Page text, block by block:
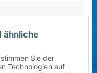
keine Schließfächer
uns per E-Mail
ähnliche
Sie der
Technologien auf